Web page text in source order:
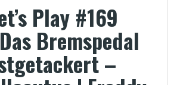
Play #169
Bremspedal
–